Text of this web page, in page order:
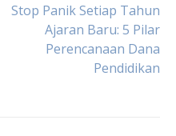
Stop Panik Setiap Tahun
Ajaran Baru: 5 Pilar
Perencanaan Dana
Pendidikan